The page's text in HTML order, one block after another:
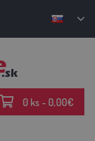
0 ks - 0,00€